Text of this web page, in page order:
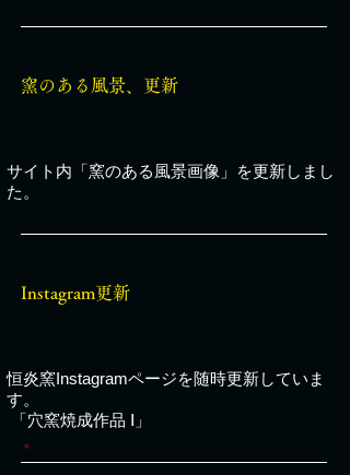
窯のある風景、更新
サイト内 「窯のある風景画像」
を更新しまし
た。
Instagram更新
恒炎窯Instagramページを随時更新していま
す。
「穴窯焼成作品 Ⅰ」
。